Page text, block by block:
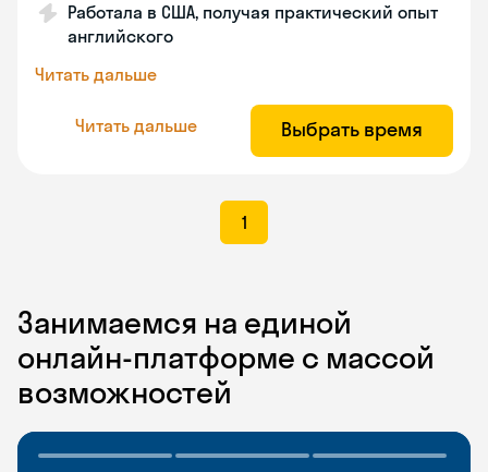
Работала в США, получая практический опыт
английского
Читать дальше
Читать дальше Выбрать время
1
Занимаемся на единой
онлайн-платформе с массой
возможностей